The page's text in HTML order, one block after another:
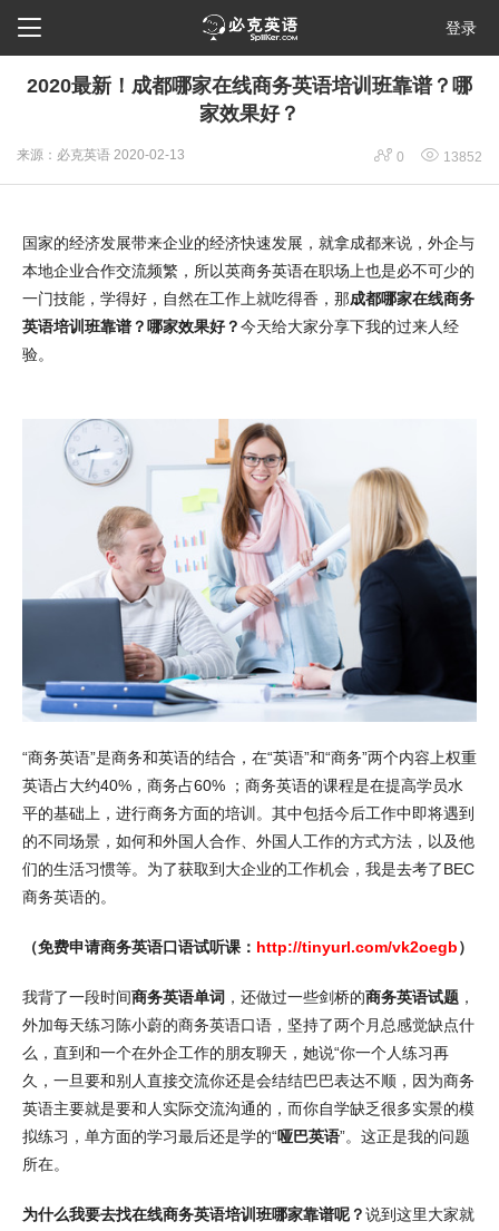
 登录
2020最新！成都哪家在线商务英语培训班靠谱？哪
家效果好？
来源：必克英语 2020-02-13  0  13852
国家的经济发展带来企业的经济快速发展，就拿成都来说，外企与
本地企业合作交流频繁，所以英商务英语在职场上也是必不可少的
一门技能，学得好，自然在工作上就吃得香，那成都哪家在线商务
英语培训班靠谱？哪家效果好？今天给大家分享下我的过来人经
验。
“商务英语”是商务和英语的结合，在“英语”和“商务”两个内容上权重
英语占大约40%，商务占60% ；商务英语的课程是在提高学员水
平的基础上，进行商务方面的培训。其中包括今后工作中即将遇到
的不同场景，如何和外国人合作、外国人工作的方式方法，以及他
们的生活习惯等。为了获取到大企业的工作机会，我是去考了BEC
商务英语的。
（免费申请商务英语口语试听课： http://tinyurl.com/vk2oegb）
我背了一段时间商务英语单词 ，还做过一些剑桥的商务英语试题 ，
外加每天练习陈小蔚的商务英语口语，坚持了两个月总感觉缺点什
么，直到和一个在外企工作的朋友聊天，她说“你一个人练习再
久，一旦要和别人直接交流你还是会结结巴巴表达不顺，因为商务
英语主要就是要和人实际交流沟通的，而你自学缺乏很多实景的模
拟练习，单方面的学习最后还是学的“哑巴英语”。这正是我的问题
所在。
为什么我要去找在线商务英语培训班哪家靠谱呢？说到这里大家就